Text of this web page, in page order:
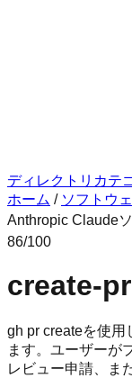
ディレクトリ カテ
ホーム / ソフトウ
Anthropic Claude
86/100
create-pr
gh pr createを使用
ます。ユーザーが
レビュー申請、ま